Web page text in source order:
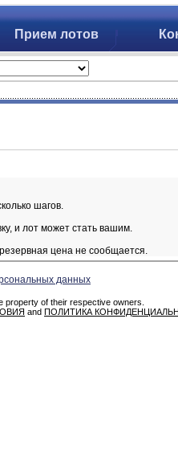
Прием лотов
шагов.
и лот может стать вашим.
цена не сообщается.
данных
property of their respective owners.
and ПОЛИТИКА